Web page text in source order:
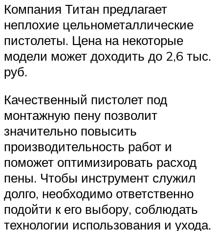
Компания Титан предлагает
неплохие цельнометаллические
пистолеты. Цена на некоторые
модели может доходить до 2,6 тыс.
руб.
Качественный пистолет под
монтажную пену позволит
значительно повысить
производительность работ и
поможет оптимизировать расход
пены. Чтобы инструмент служил
долго, необходимо ответственно
подойти к его выбору, соблюдать
технологии использования и ухода.